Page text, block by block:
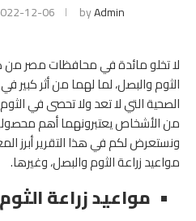
byAdmin
12-06
لا تخلو مائدة في محافظات مصر من
الثوم والبصل، لما لهما من أثر كبير
الصحية التي لا تعد ولا تحصى في
من الأشخاص يعتبرونهما أهم
ونستعرض لكم في هذا التقرير أبرز
مواعيد زراعة الثوم والبصل، وغيرها.
مواعيد زراعة الثوم